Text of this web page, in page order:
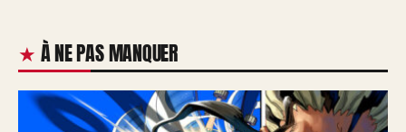
À NE PAS MANQUER